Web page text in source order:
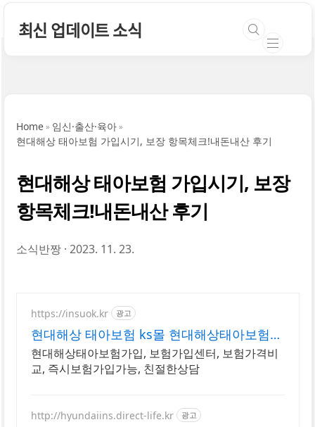
최신 업데이트 소식
Home
임신·출산·육아
현대해상 태아보험 가입시기, 보장 항목체크!내돈내산 후기
현대해상 태아보험 가입시기, 보장
항목체크!내돈내산 후기
소식반짱 2023. 11. 23.
https://insuok.kr 광고
현대해상 태아보험 ks몰 현대해상태아보험
무료견적
현대해상태아보험가입, 보험가입센터, 보험가격비
교, 즉시보험가입가능, 친절한상담
http://hyundaiins.direct-life.kr 광고